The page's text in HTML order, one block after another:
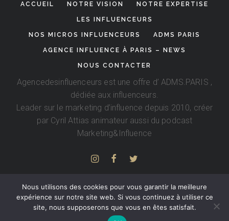
ACCUEIL NOTRE VISION NOTRE EXPERTISE
LES INFLUENCEURS
NOS MICROS INFLUENCEURS ADMS PARIS
AGENCE INFLUENCE À PARIS – NEWS
NOUS CONTACTER
Agencedesinfluenceurs est une offre d’ADMS.PARIS ,
dédiée aux influenceurs.
Leader sur le marketing d’influence depuis 2010, créer
par Cyril Attias animateur aussi du podcast
Marketing&Influence
Nous utilisons des cookies pour vous garantir la meilleure
expérience sur notre site web. Si vous continuez à utiliser ce
site, nous supposerons que vous en êtes satisfait.